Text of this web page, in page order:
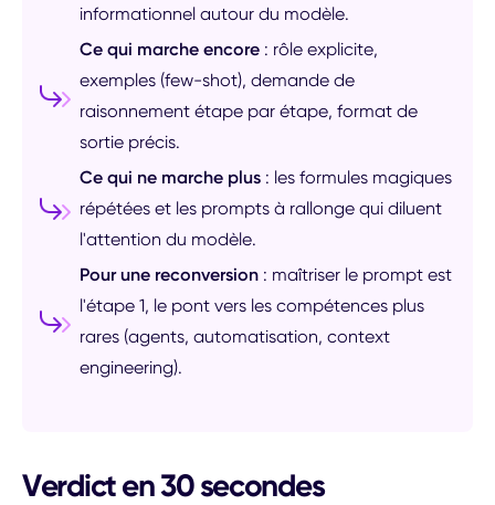
informationnel autour du modèle.
Ce qui marche encore : rôle explicite,
exemples (few-shot), demande de
raisonnement étape par étape, format de
sortie précis.
Ce qui ne marche plus : les formules magiques
répétées et les prompts à rallonge qui diluent
l'attention du modèle.
Pour une reconversion : maîtriser le prompt est
l'étape 1, le pont vers les compétences plus
rares (agents, automatisation, context
engineering).
Verdict en 30 secondes